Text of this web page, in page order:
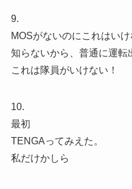
9.
MOSがないのにこれはい
知らないから、普通に運転
これは隊員がいけない！
10.
最初
TENGAってみえた。
私だけかしら